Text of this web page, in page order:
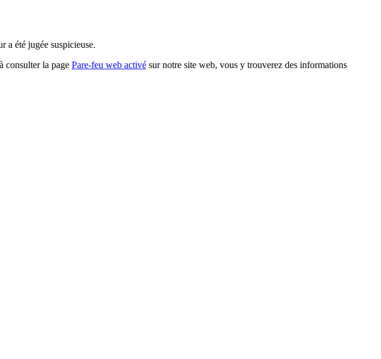
a été jugée suspicieuse.
consulter la page Pare-feu web activé sur notre site web, vous y trouverez des informations